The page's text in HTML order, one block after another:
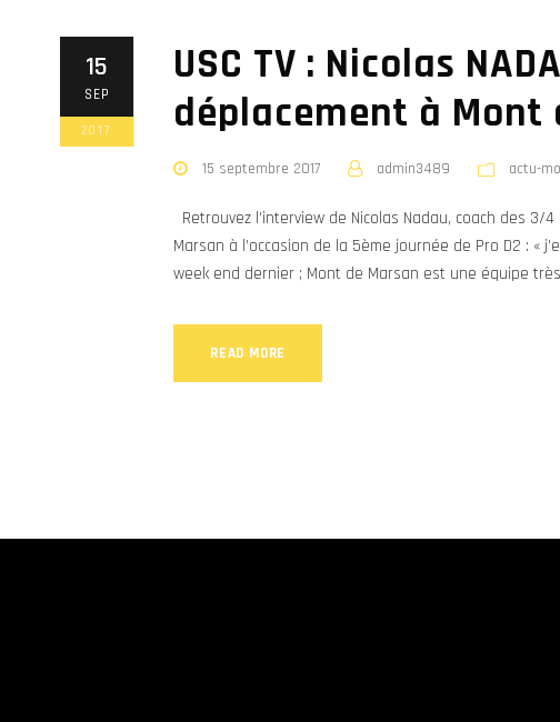
15
SEP
2017
USC TV : Nicolas
déplacement à Mont
15 septembre 2017 admin3489 actu-
Retrouvez l’interview de Nicolas Nadau, coach des 3/
Marsan à l’occasion de la 5ème journée de Pro D2 : «
week end dernier ; Mont de Marsan est une équipe
READ MORE